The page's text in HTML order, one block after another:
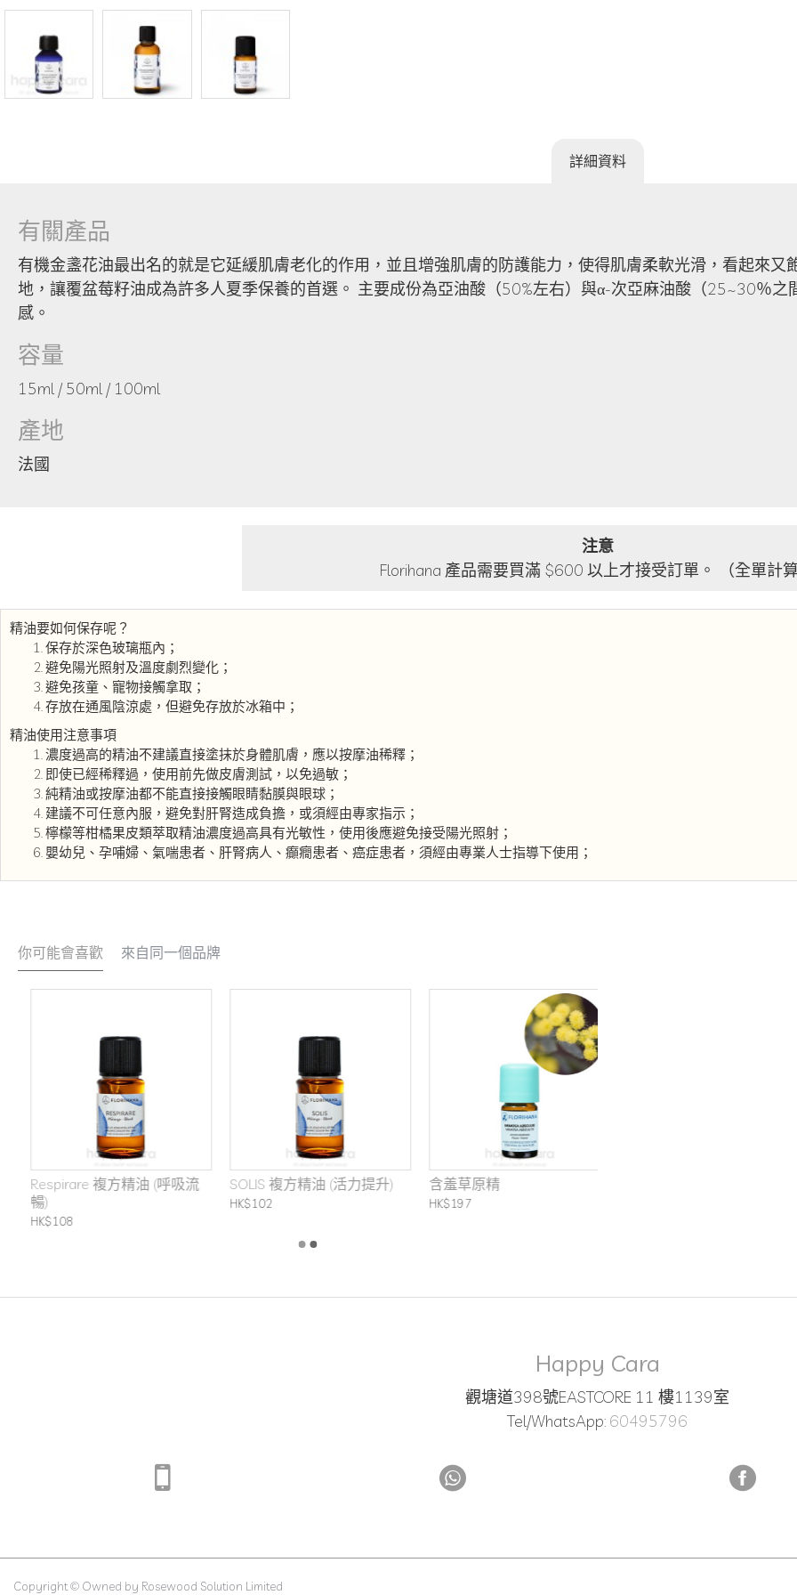
精油要如何保存呢？
保存於深色玻璃瓶內；
避免陽光照射及溫度劇烈變化；
避免孩童、寵物接觸拿取；
存放在通風陰涼處，但避免存放於冰箱中；
精油使用注意事項
濃度過高的精油不建議直接塗抹於身體肌膚，應以按摩油稀釋；
即使已經稀釋過，使用前先做皮膚測試，以免過敏；
純精油或按摩油都不能直接接觸眼睛黏膜與眼球；
建議不可任意內服，避免對肝腎造成負擔，或須經由專家指示；
檸檬等柑橘果皮類萃取精油濃度過高具有光敏性，使用後應避免接受陽光照射；
嬰幼兒、孕哺婦、氣喘患者、肝腎病人、癲癇患者、癌症患者，須經由專業人士指導下使用；
注意
Florihana 產品需要買滿 $600 以上才接受訂單。 （全單計
詳細資料
有關產品
有機金盞花油最出名的就是它延緩肌膚老化的作用，並且增強肌膚的防護能力，使得肌膚柔軟光滑，看起來
地，讓覆盆莓籽油成為許多人夏季保養的首選。 主要成份為亞油酸（50%左右）與α-次亞麻油酸（25~30％
感。
容量
15ml / 50ml / 100ml
產地
法國
你可能會喜歡 來自同一個品牌
Respirare 複方精油 (呼吸流
暢)
HK$108
SOLIS 複方精油 (活力提升)
HK$102
含羞草原精
HK$197
Happy Cara
觀塘道398號EASTCORE 11 樓1139室
Tel/WhatsApp: 60495796
Copyright © Owned by Rosewood Solution Limited